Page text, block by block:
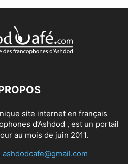
site internet en français
d’Ashdod , est un portail
au mois de juin 2011.
ashdodcafe@gmail.com